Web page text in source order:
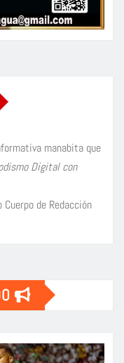
manabita que
Digital con
de Redacción